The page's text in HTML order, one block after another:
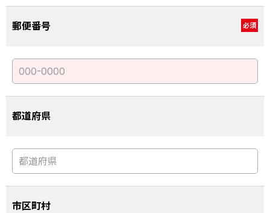
郵便番号 必須
都道府県
市区町村